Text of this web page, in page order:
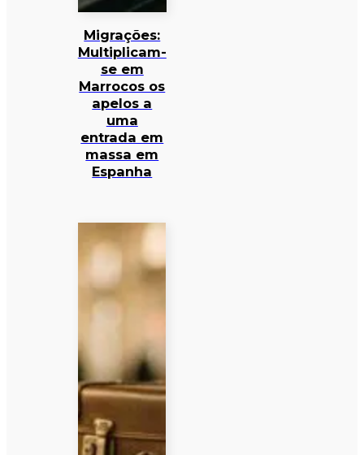
Migrações:
Multiplicam-
se em
Marrocos os
apelos a
uma
entrada em
massa em
Espanha